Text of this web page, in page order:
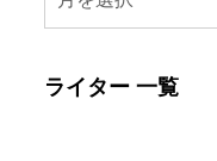
ライター 一覧